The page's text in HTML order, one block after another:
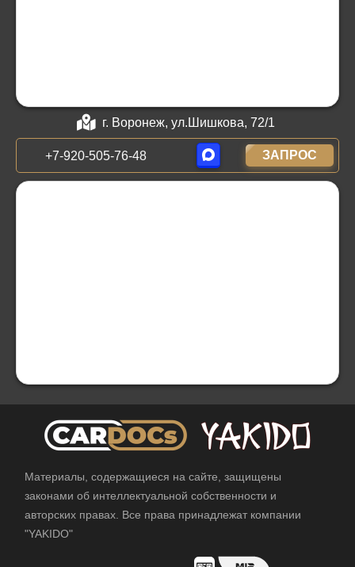
г. Воронеж, ул.Шишкова, 72/1
+7-920-505-76-48 ЗАПРОС
Материалы, содержащиеся на сайте, защищены
законами об интеллектуальной собственности и
авторских правах. Все права принадлежат компании
"YAKIDO"